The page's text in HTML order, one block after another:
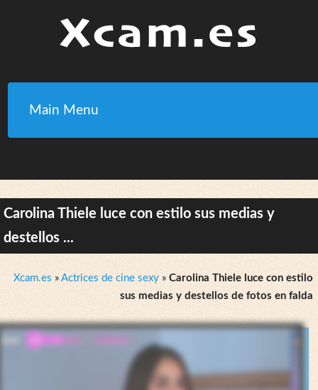
Main Menu
Carolina Thiele luce con estilo sus medias y
destellos ...
Xcam.es » Actrices de cine sexy » Carolina Thiele luce con estilo
sus medias y destellos de fotos en falda